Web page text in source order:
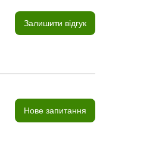
Залишити відгук
Нове запитання